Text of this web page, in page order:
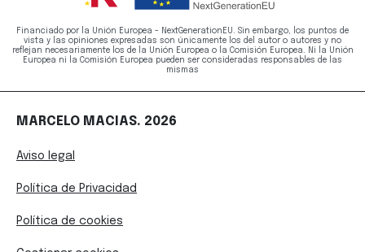
Financiado por la Unión Europea - NextGenerationEU. Sin embargo, los puntos de
vista y las opiniones expresadas son únicamente los del autor o autores y no
reflejan necesariamente los de la Unión Europea o la Comisión Europea. Ni la Unión
Europea ni la Comisión Europea pueden ser consideradas responsables de las
mismas
MARCELO MACIAS. 2026
Aviso legal
Política de Privacidad
Política de cookies